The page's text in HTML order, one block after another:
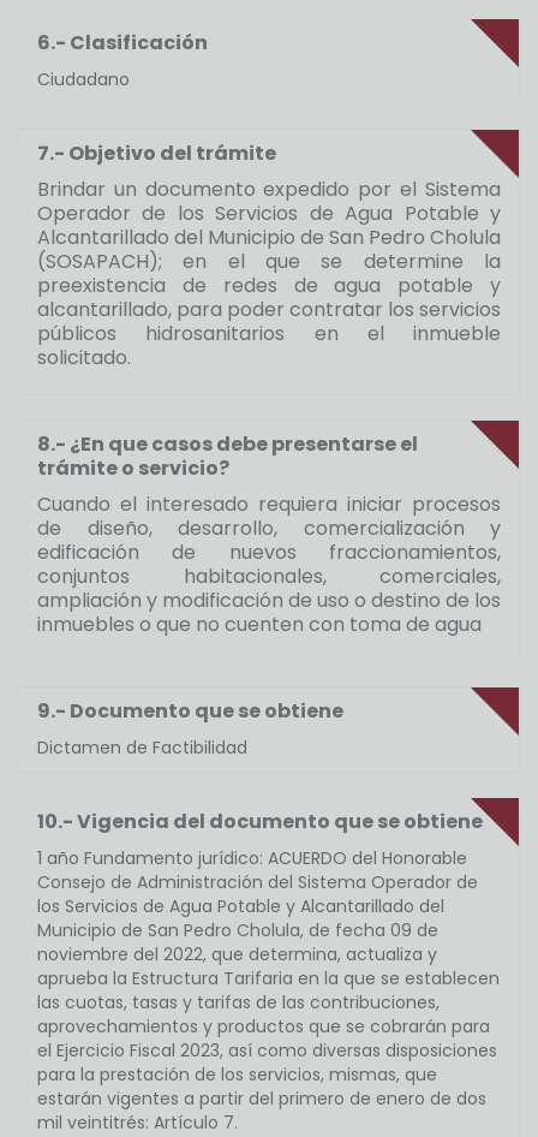
6.- Clasificación
Ciudadano
7.- Objetivo del trámite
Brindar un documento expedido por el Sistema
Operador de los Servicios de Agua Potable y
Alcantarillado del Municipio de San Pedro Cholula
(SOSAPACH); en el que se determine la
preexistencia de redes de agua potable y
alcantarillado, para poder contratar los servicios
públicos hidrosanitarios en el inmueble
solicitado.
8.- ¿En que casos debe presentarse el
trámite o servicio?
Cuando el interesado requiera iniciar procesos
de diseño, desarrollo, comercialización y
edificación de nuevos fraccionamientos,
conjuntos habitacionales, comerciales,
ampliación y modificación de uso o destino de los
inmuebles o que no cuenten con toma de agua
9.- Documento que se obtiene
Dictamen de Factibilidad
10.- Vigencia del documento que se obtiene
1 año Fundamento jurídico: ACUERDO del Honorable
Consejo de Administración del Sistema Operador de
los Servicios de Agua Potable y Alcantarillado del
Municipio de San Pedro Cholula, de fecha 09 de
noviembre del 2022, que determina, actualiza y
aprueba la Estructura Tarifaria en la que se establecen
las cuotas, tasas y tarifas de las contribuciones,
aprovechamientos y productos que se cobrarán para
el Ejercicio Fiscal 2023, así como diversas disposiciones
para la prestación de los servicios, mismas, que
estarán vigentes a partir del primero de enero de dos
mil veintitrés: Artículo 7.